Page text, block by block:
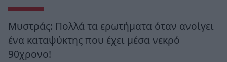
Μυστράς: Πολλά τα ερωτήματα όταν ανοίγει
ένα καταψύκτης που έχει μέσα νεκρό
90χρονο!